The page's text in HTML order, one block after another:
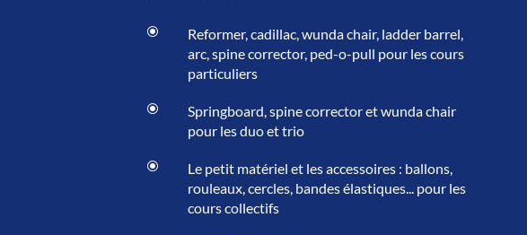
\
Reformer, cadillac, wunda chair, ladder barrel,
arc, spine corrector, ped-o-pull pour les cours
particuliers
\
Springboard, spine corrector et wunda chair
pour les duo et trio
\
Le petit matériel et les accessoires : ballons,
rouleaux, cercles, bandes élastiques... pour les
cours collectifs